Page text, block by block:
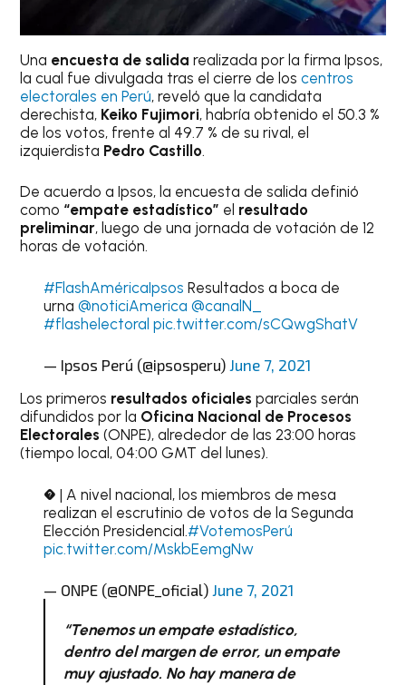
Una encuesta de salida realizada por la firma Ipsos,
la cual fue divulgada tras el cierre de loscentros
electorales en Perú, reveló que la candidata
derechista, Keiko Fujimori, habría obtenido el 50.3 %
de los votos, frente al 49.7 % de su rival, el
izquierdista Pedro Castillo.
De acuerdo a Ipsos, la encuesta de salida definió
como “empate estadístico” el resultado
preliminar, luego de una jornada de votación de 12
horas de votación.
#FlashAméricaIpsos Resultados a boca de
urna @noticiAmerica @canalN_
#flashelectoral pic.twitter.com/sCQwgShatV
— Ipsos Perú (@ipsosperu) June 7, 2021
Los primeros resultados oficiales parciales serán
difundidos por la Oficina Nacional de Procesos
Electorales (ONPE), alrededor de las 23:00 horas
(tiempo local, 04:00 GMT del lunes).
� | A nivel nacional, los miembros de mesa
realizan el escrutinio de votos de la Segunda
Elección Presidencial.#VotemosPerú
pic.twitter.com/MskbEemgNw
— ONPE (@ONPE_oficial) June 7, 2021
“Tenemos un empate estadístico,
dentro del margen de error, un empate
muy ajustado. No hay manera de